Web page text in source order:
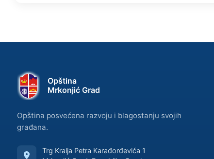
Opština
Mrkonjić Grad
Opština posvećena razvoju i blagostanju svojih
građana.
Trg Kralja Petra Karađorđevića 1